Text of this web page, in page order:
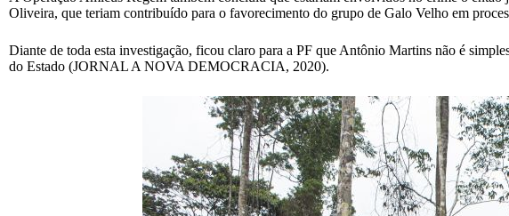
Oliveira, que teriam contribuído para o favorecimento do grupo de Galo Velho em
Diante de toda esta investigação, ficou claro para a PF que Antônio Martins não é
do Estado (JORNAL A NOVA DEMOCRACIA, 2020).